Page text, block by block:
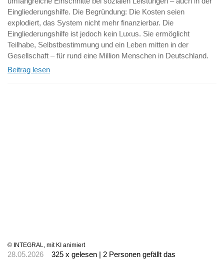
Eingliederungshilfe. Die Begründung: Die Kosten seien
explodiert, das System nicht mehr finanzierbar. Die
Eingliederungshilfe ist jedoch kein Luxus. Sie ermöglicht
Teilhabe, Selbstbestimmung und ein Leben mitten in der
Gesellschaft – für rund eine Million Menschen in Deutschland.
Beitrag lesen
© INTEGRAL, mit KI animiert
28.05.2026 325 x gelesen | 2 Personen gefällt das